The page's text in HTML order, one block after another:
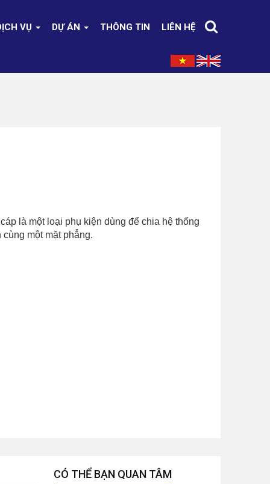
VỤ DỰ ÁN THÔNG TIN LIÊN HỆ
là một loại phụ kiện dùng để chia hệ thống
một mặt phẳng.
CÓ THỂ BẠN QUAN TÂM